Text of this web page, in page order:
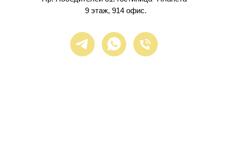
9 этаж, 914 офис.